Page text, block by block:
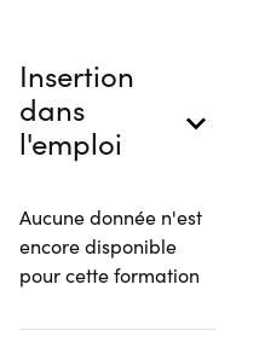
Insertion
dans
l'emploi
Aucune donnée n'est
encore disponible
pour cette formation